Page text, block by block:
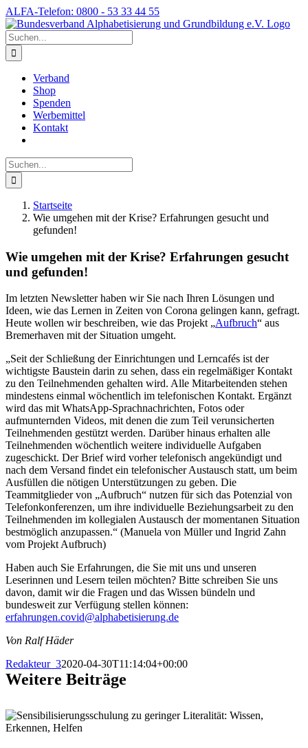
Skip
to
content
ALFA-Telefon: 0800 - 53 33 44 55
Facebook
Instagram
YouTube
Suche
nach:
Verband
Shop
Spenden
Werbemittel
Kontakt
Suche
nach:
Startseite
Wie umgehen mit der Krise? Erfahrungen gesucht und
gefunden!
Wie umgehen mit der Krise? Erfahrungen gesucht
und gefunden!
Im letzten Newsletter haben wir Sie nach Ihren Lösungen und
Ideen, wie das Lernen in Zeiten von Corona gelingen kann, gefragt.
Heute wollen wir beschreiben, wie das Projekt „Aufbruch“ aus
Bremerhaven mit der Situation umgeht.
„Seit der Schließung der Einrichtungen und Lerncafés ist der
wichtigste Baustein darin zu sehen, dass ein regelmäßiger Kontakt
zu den Teilnehmenden gehalten wird. Alle Mitarbeitenden stehen
mindestens einmal wöchentlich im telefonischen Kontakt. Ergänzt
wird das mit WhatsApp-Sprachnachrichten, Fotos oder
aufmunternden Videos, mit denen die zum Teil verunsicherten
Teilnehmenden gestützt werden. Darüber hinaus erhalten alle
Teilnehmenden wöchentlich weitere individuelle Aufgaben
zugeschickt. Der Brief wird vorher telefonisch angekündigt und
nach dem Versand findet ein telefonischer Austausch statt, um beim
Ausfüllen die nötigen Unterstützungen zu geben. Die
Teammitglieder von „Aufbruch“ nutzen für sich das Potenzial von
Telefonkonferenzen, um ihre individuelle Beziehungsarbeit zu den
Teilnehmenden im kollegialen Austausch der momentanen Situation
bestmöglich anzupassen.“ (Manuela von Müller und Ingrid Zahn
vom Projekt Aufbruch)
Haben auch Sie Erfahrungen, die Sie mit uns und unseren
Leserinnen und Lesern teilen möchten? Bitte schreiben Sie uns
davon, damit wir die Fragen und das Wissen bündeln und
bundesweit zur Verfügung stellen können:
erfahrungen.covid@alphabetisierung.de
Von Ralf Häder
Redakteur_32020-04-30T11:14:04+00:00
Weitere Beiträge